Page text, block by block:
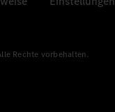
Rechte vorbehalten.